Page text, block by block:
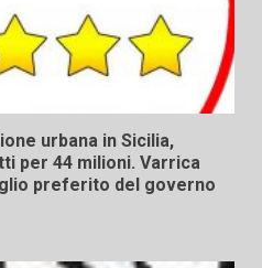
urbana in Sicilia,
per 44 milioni. Varrica
preferito del governo